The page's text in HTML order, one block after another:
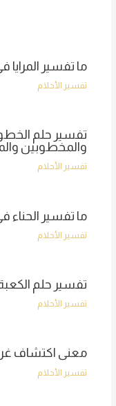
ما تفسير المرايا
تفسير الأحلام
تفسير حلم
والمخطوبين
تفسير الأحلام
ما تفسير الحناء
تفسير الأحلام
تفسير حلم
تفسير الأحلام
معنى اكتشاف
تفسير الأحلام